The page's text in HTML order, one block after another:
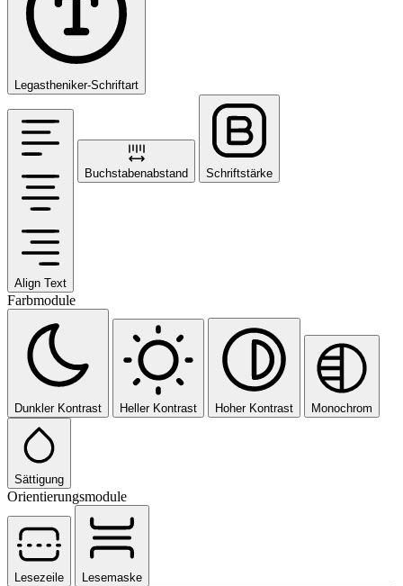
Legastheniker-Schriftart
Align Text
Buchstabenabstand Schriftstärke
Farbmodule
Dunkler Kontrast Heller Kontrast Hoher Kontrast Monochrom
Sättigung
Orientierungsmodule
Lesezeile
Lesemaske